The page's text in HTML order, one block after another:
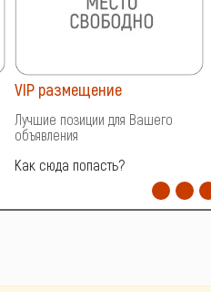
VIP размещение
Лучшие позиции для Вашего
объявления
Как сюда попасть?